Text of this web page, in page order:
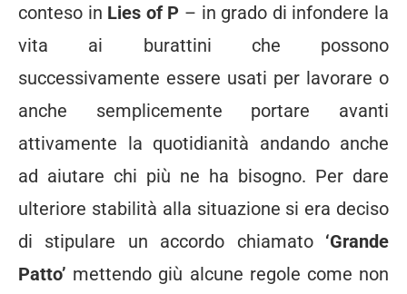
conteso in Lies of P – in grado di infondere la
vita ai burattini che possono
successivamente essere usati per lavorare o
anche semplicemente portare avanti
attivamente la quotidianità andando anche
ad aiutare chi più ne ha bisogno. Per dare
ulteriore stabilità alla situazione si era deciso
di stipulare un accordo chiamato‘Grande
Patto’ mettendo giù alcune regole come non